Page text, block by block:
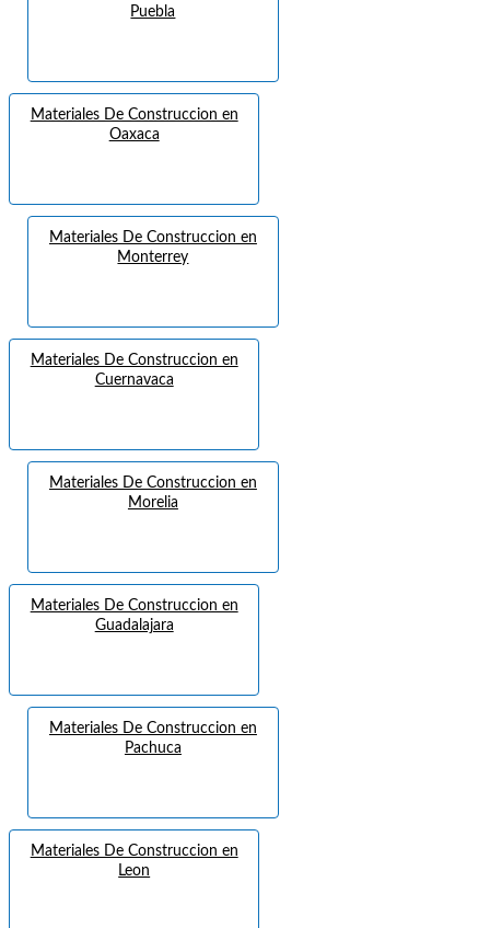
Puebla
Materiales De Construccion en
Oaxaca
Materiales De Construccion en
Monterrey
Materiales De Construccion en
Cuernavaca
Materiales De Construccion en
Morelia
Materiales De Construccion en
Guadalajara
Materiales De Construccion en
Pachuca
Materiales De Construccion en
Leon